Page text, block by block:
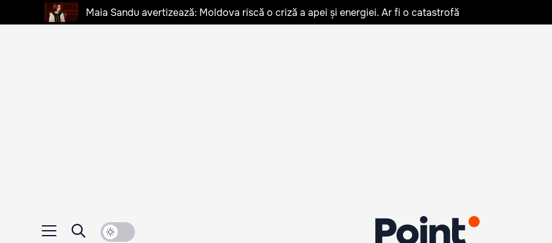
Maia Sandu avertizează: Moldova riscă o criză a apei și energiei. Ar fi o catastrofă